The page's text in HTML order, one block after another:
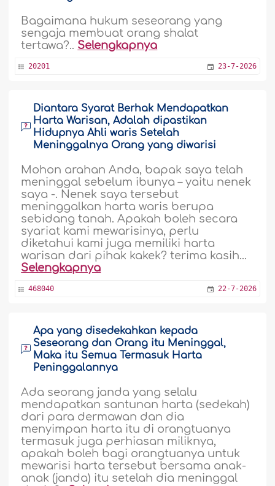
Bagaimana hukum seseorang yang
sengaja membuat orang shalat
tertawa?.. Selengkapnya
20201 23-7-2026
Diantara Syarat Berhak Mendapatkan
Harta Warisan, Adalah dipastikan
Hidupnya Ahli waris Setelah
Meninggalnya Orang yang diwarisi
Mohon arahan Anda, bapak saya telah
meninggal sebelum ibunya – yaitu nenek
saya -. Nenek saya tersebut
meninggalkan harta waris berupa
sebidang tanah. Apakah boleh secara
syariat kami mewarisinya, perlu
diketahui kami juga memiliki harta
warisan dari pihak kakek? terima kasih...
Selengkapnya
468040 22-7-2026
Apa yang disedekahkan kepada
Seseorang dan Orang itu Meninggal,
Maka itu Semua Termasuk Harta
Peninggalannya
Ada seorang janda yang selalu
mendapatkan santunan harta (sedekah)
dari para dermawan dan dia
menyimpan harta itu di orangtuanya
termasuk juga perhiasan miliknya,
apakah boleh bagi orangtuanya untuk
mewarisi harta tersebut bersama anak-
anak (janda) itu setelah dia meninggal